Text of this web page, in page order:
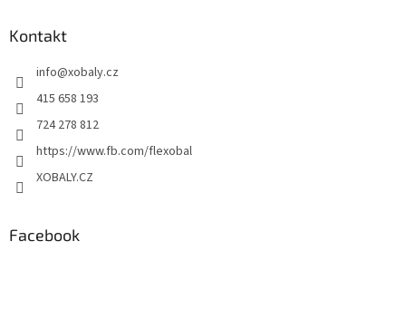
Kontakt
info@xobaly.cz
415 658 193
724 278 812
https://www.fb.com/flexobal
XOBALY.CZ
Facebook